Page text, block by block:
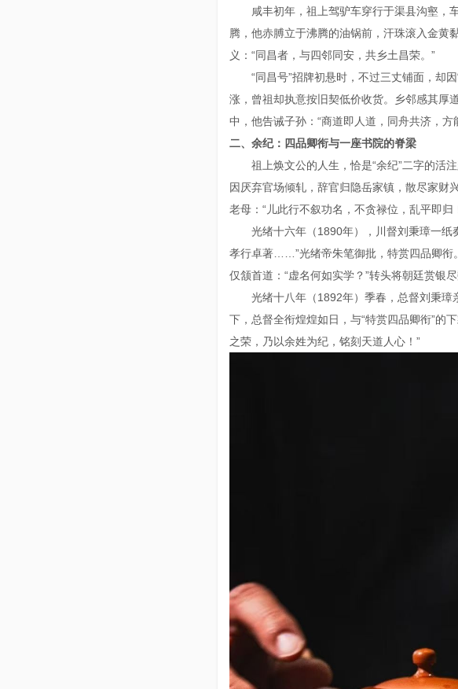
咸丰初年，祖上驾驴车穿行于渠县沟壑，
腾，他赤膊立于沸腾的油锅前，汗珠滚入金
义：“同昌者，与四邻同安，共乡土昌荣。”
“同昌号”招牌初悬时，不过三丈铺面，却
涨，曾祖却执意按旧契低价收货。乡邻感其厚
中，他告诫子孙：“商道即人道，同舟共济，方
二、余纪：四品卿衔与一座书院的脊梁
祖上焕文公的人生，恰是“余纪”二字的活
因厌弃官场倾轧，辞官归隐岳家镇，散尽家财
老母：“儿此行不叙功名，不贪禄位，乱平即归
光绪十六年（1890年），川督刘秉璋一纸
孝行卓著……”光绪帝朱笔御批，特赏四品卿衔
仅颔首道：“虚名何如实学？”转头将朝廷赏银
光绪十八年（1892年）季春，总督刘秉璋
下，总督全衔煌煌如日，与“特赏四品卿衔”的
之荣，乃以余姓为纪，铭刻天道人心！”